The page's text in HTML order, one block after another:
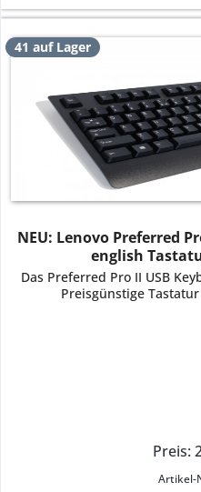
41 auf Lager
NEU: Lenovo Preferred
english
Das Preferred Pro II USB
Preisgünstige
Preis:
Artikel-